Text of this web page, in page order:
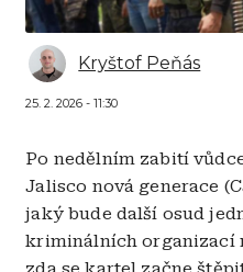
Kryštof Peňás
25. 2. 2026 - 11:30
Po nedělním zabití
Jalisco nová generace
jaký bude další osud
kriminálních organizací